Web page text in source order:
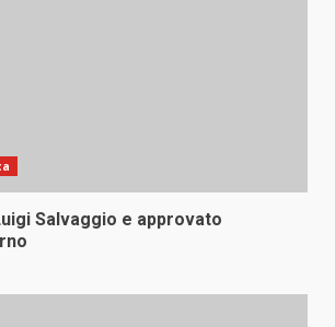
Salvaggio e approvato